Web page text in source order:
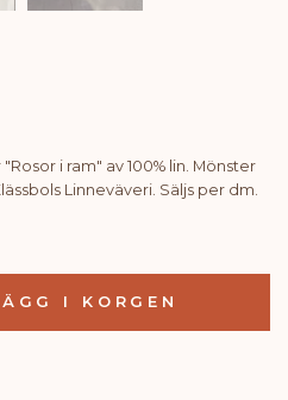
i ram" av 100% lin. Mönster
Linneväveri. Säljs per dm.
I KORGEN